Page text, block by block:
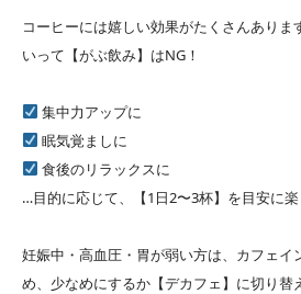
コーヒーには嬉しい効果がたくさんありま
いって【がぶ飲み】はNG！
集中力アップに
眠気覚ましに
食後のリラックスに
…目的に応じて、【1日2〜3杯】を目安に楽
妊娠中・高血圧・胃が弱い方は、カフェイ
め、少なめにするか【デカフェ】に切り替